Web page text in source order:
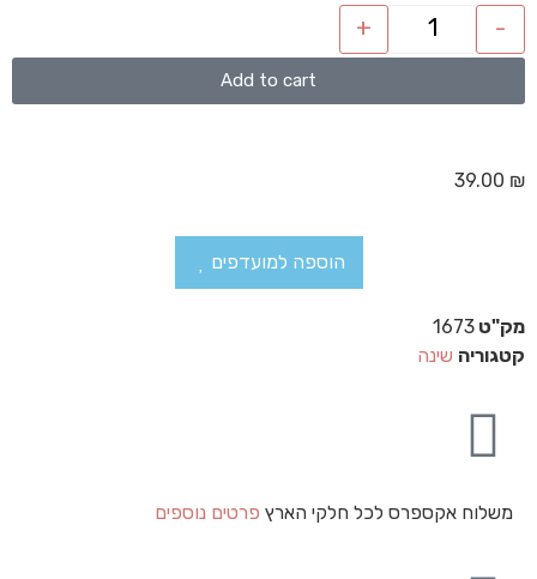
-
+
Add to cart
39.00 ₪
הוספה למועדפים
מק"ט 1673
קטגוריה שינה
משלוח אקספרס לכל חלקי הארץ פרטים נוספים